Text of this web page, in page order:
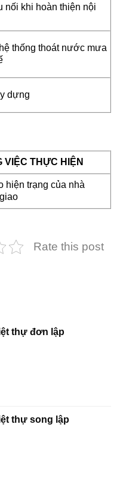
nối khi hoàn thiện nội
thống thoát nước mưa
dựng
VIỆC THỰC HIỆN
hiện trạng của nhà
Rate this post
thự đơn lập
thự song lập